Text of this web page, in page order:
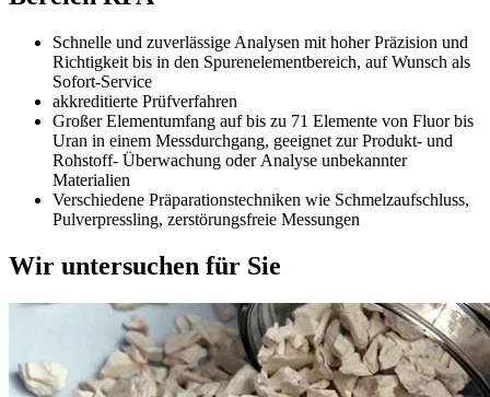
Schnelle und zuverlässige Analysen mit hoher Präzision und
Richtigkeit bis in den Spurenelementbereich, auf Wunsch als
Sofort-Service
akkreditierte Prüfverfahren
Großer Elementumfang auf bis zu 71 Elemente von Fluor bis
Uran in einem Messdurchgang, geeignet zur Produkt- und
Rohstoff- Überwachung oder Analyse unbekannter
Materialien
Verschiedene Präparationstechniken wie Schmelzaufschluss,
Pulverpressling, zerstörungsfreie Messungen
Wir untersuchen für Sie